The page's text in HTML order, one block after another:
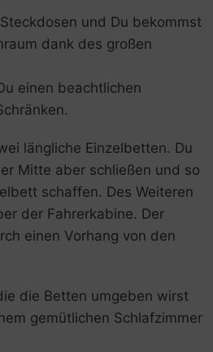
und Du bekommst
dank des großen
einen beachtlichen
längliche Einzelbetten. Du
Mitte aber schließen und so
schaffen. Des Weiteren
der Fahrerkabine. Der
einen Vorhang von den
die Betten umgeben wirst
gemütlichen Schlafzimmer